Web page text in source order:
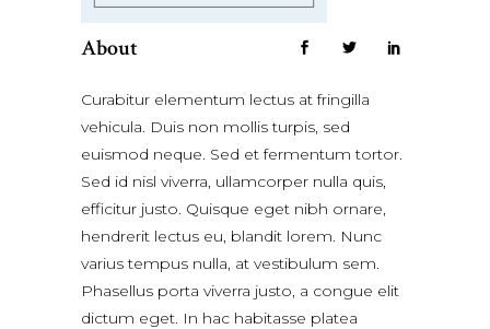
About
Curabitur elementum lectus at fringilla
vehicula. Duis non mollis turpis, sed
euismod neque. Sed et fermentum tortor.
Sed id nisl viverra, ullamcorper nulla quis,
efficitur justo. Quisque eget nibh ornare,
hendrerit lectus eu, blandit lorem. Nunc
varius tempus nulla, at vestibulum sem.
Phasellus porta viverra justo, a congue elit
dictum eget. In hac habitasse platea